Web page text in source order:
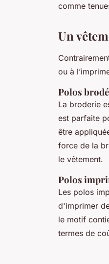
comme
Un
ou à
Polos
La broderie
est parfaite
être
force de la
le vêtement.
Polos
Les polos
d'imprimer
le motif
termes de